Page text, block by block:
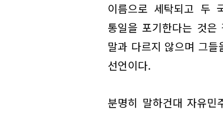
이름으로 세탁되고 두
통일을 포기한다는 것
말과 다르지 않으며 그
선언이다.
분명히 말하건대 자유